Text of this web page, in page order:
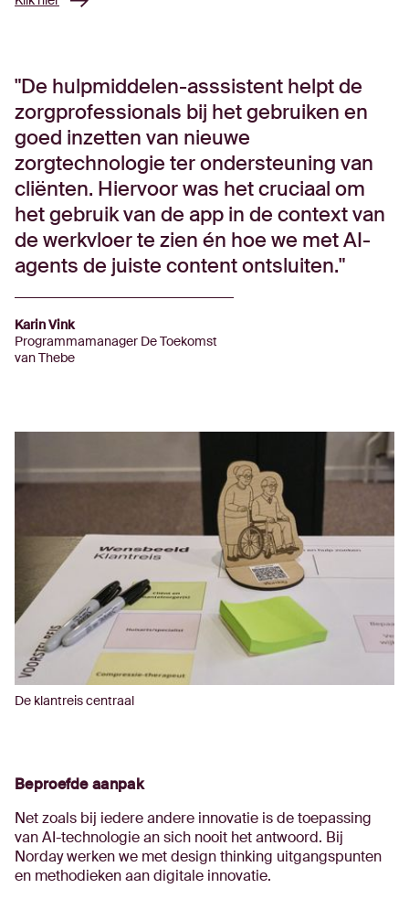
De hulpmiddelen-asssistent helpt de
zorgprofessionals bij het gebruiken en
goed inzetten van nieuwe
zorgtechnologie ter ondersteuning van
cliënten. Hiervoor was het cruciaal om
het gebruik van de app in de context van
de werkvloer te zien én hoe we met AI-
agents de juiste content ontsluiten.
Karin Vink
Programmamanager De Toekomst
van Thebe
De klantreis centraal
Beproefde aanpak
Net zoals bij iedere andere innovatie is de toepassing
van AI-technologie an sich nooit het antwoord. Bij
Norday werken we met design thinking uitgangspunten
en methodieken aan digitale innovatie.